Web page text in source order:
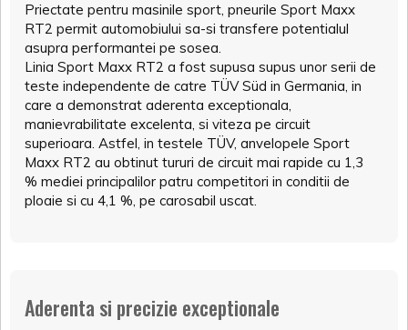
Priectate pentru masinile sport, pneurile Sport Maxx
RT2 permit automobiului sa-si transfere potentialul
asupra performantei pe sosea.
Linia Sport Maxx RT2 a fost supusa supus unor serii de
teste independente de catre TÜV Süd in Germania, in
care a demonstrat aderenta exceptionala,
manievrabilitate excelenta, si viteza pe circuit
superioara. Astfel, in testele TÜV, anvelopele Sport
Maxx RT2 au obtinut tururi de circuit mai rapide cu 1,3
% mediei principalilor patru competitori in conditii de
ploaie si cu 4,1 %, pe carosabil uscat.
Aderenta si precizie exceptionale